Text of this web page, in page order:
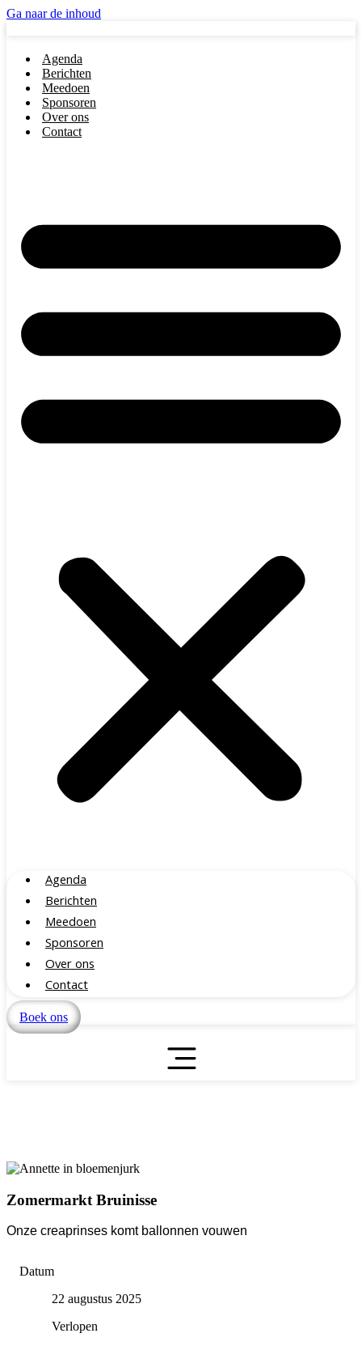
Ga naar de inhoud
Agenda
Berichten
Meedoen
Sponsoren
Over ons
Contact
Agenda
Berichten
Meedoen
Sponsoren
Over ons
Contact
Boek ons
Zomermarkt Bruinisse
Onze creaprinses komt ballonnen vouwen
Datum
22 augustus 2025
Verlopen